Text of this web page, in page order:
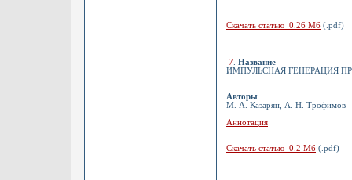
Скачать статью 0.26 Мб (.pdf)
7 Название
ИМПУЛЬСНАЯ ГЕНЕРАЦИЯ
Авторы
М. А. Казарян, А. Н. Трофимов
Аннотация
Скачать статью 0.2 Мб (.pdf)